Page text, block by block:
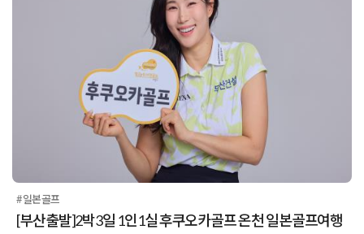
#일본골프
[부산출발]2박3일 1인1실 후쿠오카골프 온천 일본골프여행